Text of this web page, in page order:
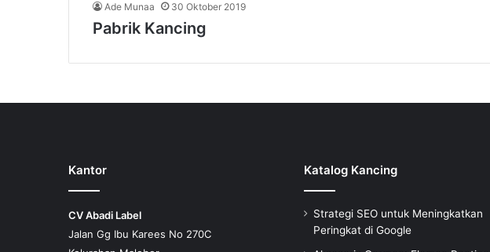
Ade Munaa 30 Oktober 2019
Pabrik Kancing
Kantor
CV Abadi Label
Jalan Gg Ibu Karees No 270C
Katalog Kancing
Strategi SEO untuk Meningkatkan
Peringkat di Google